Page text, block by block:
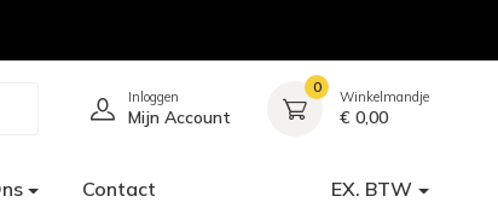
Inloggen
Mijn Account
0
Winkelmandje
€ 0,00
Contact EX. BTW